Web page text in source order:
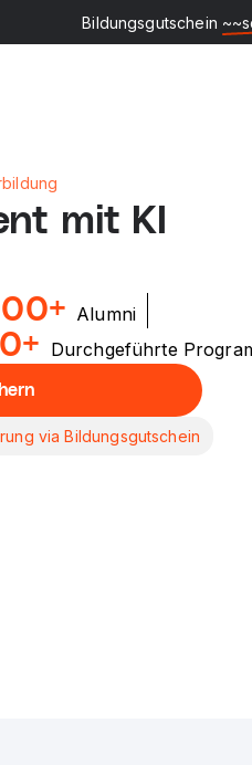
Bildungsgutschein
mit KI
Alumni
Durchgeführte
via Bildungsgutschein